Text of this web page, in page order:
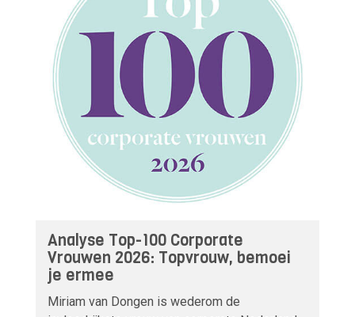
Analyse Top-100 Corporate
Vrouwen 2026: Topvrouw, bemoei
je ermee
Miriam van Dongen is wederom de